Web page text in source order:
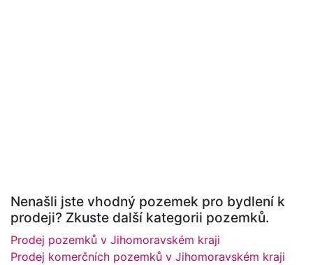
Nenašli jste vhodný pozemek pro bydlení k
prodeji? Zkuste další kategorii pozemků.
Prodej pozemků v Jihomoravském kraji
Prodej komerčních pozemků v Jihomoravském kraji